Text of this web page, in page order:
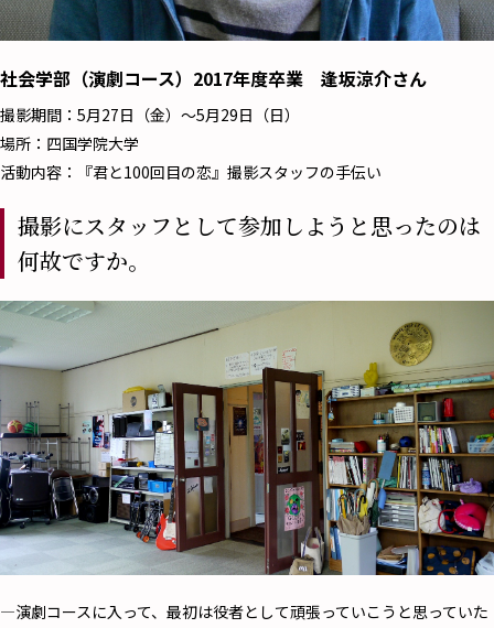
社会学部（演劇コース）2017年度卒業 逢坂涼介さん
撮影期間：5月27日（金）～5月29日（日）
場所：四国学院大学
活動内容：『君と100回目の恋』撮影スタッフの手伝い
撮影にスタッフとして参加しようと思ったのは
何故ですか。
―演劇コースに入って、最初は役者として頑張っていこうと思っていた